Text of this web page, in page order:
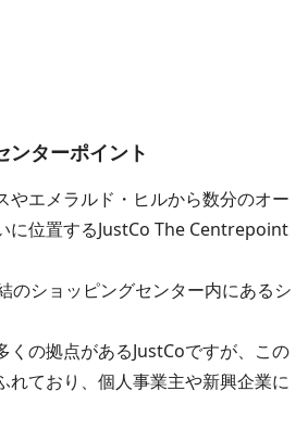
ンターポイント
やエメラルド・ヒルから数分のオー
に位置するJustCo The Centrepoint
のショッピングセンター内にあるシ
くの拠点があるJustCoですが、この
れており、個人事業主や新興企業に